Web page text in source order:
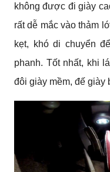
không được đi giày
rất dễ mắc vào thảm
kẹt, khó di chuyển
phanh. Tốt nhất, khi
đôi giày mềm, đế giày